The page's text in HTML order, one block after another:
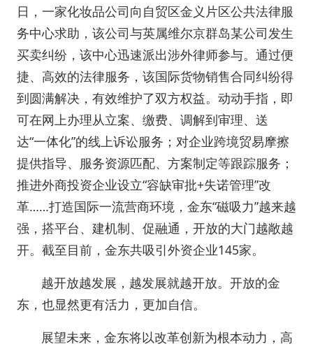
日，一家化妆品公司向自贸区金义片区公共法律服
务中心求助，该公司与英属维尔京群岛某公司发生
买卖纠纷，该中心迅速派出涉外律师参与。通过便
捷、高效的法律服务，该国际货物销售合同纠纷得
到圆满解决，有效维护了双方权益。动动手指，即
可在网上办理从立案、缴费、调解到审理、送
达“一体化”的线上诉讼服务；对企业跨境贸易摩擦
提供指导、服务资源匹配、方案制定等跟踪服务；
推进外商投资企业设立“容缺审批+失诺管理”改
革……打造国际一流营商环境，金东“磁吸力”越来越
强，搭平台、建机制、促融通，开放的大门越敞越
开。截至目前，金东共吸引外资企业145家。
越开放越发展，越发展就越开放。开放的金
东，也显然更有活力，更加自信。
展望未来，金东将以改革创新为根本动力，高